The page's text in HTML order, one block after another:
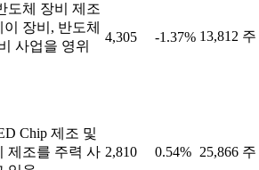
도체 장비 제조
장비, 반도체
사업을 영위
4,305 -1.37% 13,812 주
Chip 제조 및
제조를 주력 사 2,810 0.54% 25,866 주